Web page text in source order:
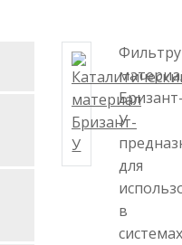
У
для
в
системах